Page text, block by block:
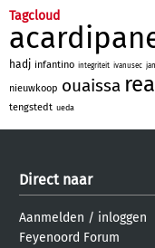
Tagcloud
hadj infantino integriteit ivanusec
nieuwkoop ouaissa
tengstedt ueda
Direct naar
Aanmelden / inloggen
Feyenoord Forum